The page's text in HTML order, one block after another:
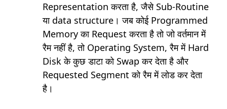
Representation करता है, जैसे Sub-Routine
या data structure। जब कोई Programmed
Memory का Request करता है तो जो वर्तमान में
रैम नहीं है, तो Operating System, रैम में Hard
Disk के कुछ डाटा को Swap कर देता है और
Requested Segment को रैम में लोड कर देता
है।